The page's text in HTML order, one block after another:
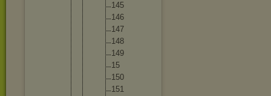
145
146
147
148
149
15
150
151